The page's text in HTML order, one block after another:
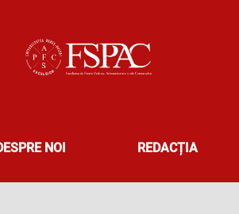
NOI REDACȚIA